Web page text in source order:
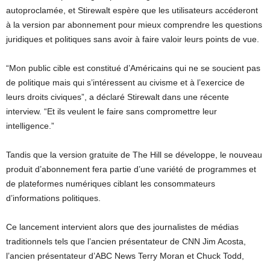
autoproclamée, et Stirewalt espère que les utilisateurs accéderont
à la version par abonnement pour mieux comprendre les questions
juridiques et politiques sans avoir à faire valoir leurs points de vue.
“Mon public cible est constitué d’Américains qui ne se soucient pas
de politique mais qui s’intéressent au civisme et à l’exercice de
leurs droits civiques”, a déclaré Stirewalt dans une récente
interview. “Et ils veulent le faire sans compromettre leur
intelligence.”
Tandis que la version gratuite de The Hill se développe, le nouveau
produit d’abonnement fera partie d’une variété de programmes et
de plateformes numériques ciblant les consommateurs
d’informations politiques.
Ce lancement intervient alors que des journalistes de médias
traditionnels tels que l’ancien présentateur de CNN Jim Acosta,
l’ancien présentateur d’ABC News Terry Moran et Chuck Todd,